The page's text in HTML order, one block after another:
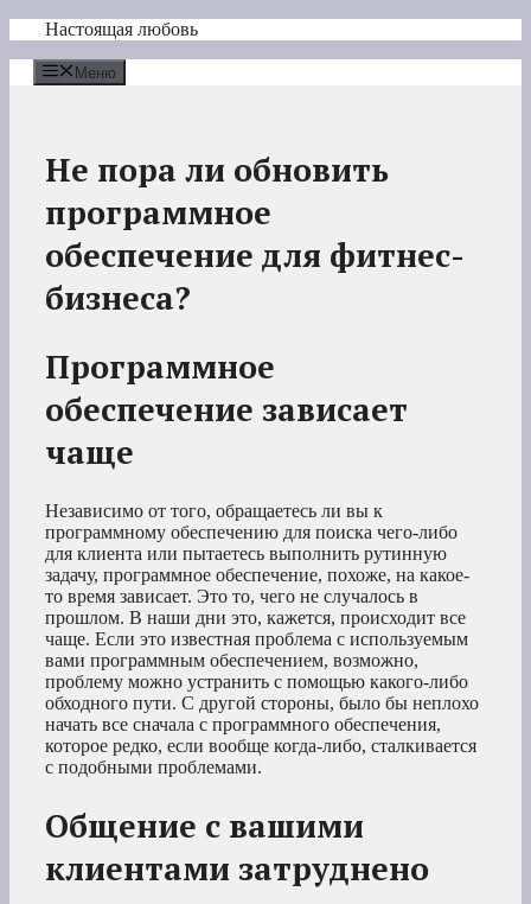
Перейти
содержимому
Настоящая любовь
Меню
Не пора ли обновить
программное
обеспечение для фитнес-
бизнеса?
Программное
обеспечение зависает
чаще
Независимо от того, обращаетесь ли вы к
программному обеспечению для поиска чего-либо
для клиента или пытаетесь выполнить рутинную
задачу, программное обеспечение, похоже, на какое-
то время зависает. Это то, чего не случалось в
прошлом. В наши дни это, кажется, происходит все
чаще. Если это известная проблема с используемым
вами программным обеспечением, возможно,
проблему можно устранить с помощью какого-либо
обходного пути. С другой стороны, было бы неплохо
начать все сначала с программного обеспечения,
которое редко, если вообще когда-либо, сталкивается
с подобными проблемами.
Общение с вашими
клиентами затруднено